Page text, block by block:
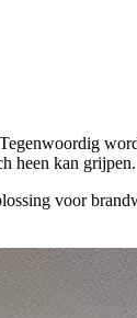
heen kan grijpen.
voor